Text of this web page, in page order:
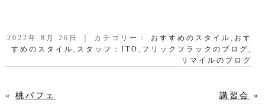
2022年 8月 26日 ｜ カテゴリー： おすすめのスタイル, おす
すめのスタイル, スタッフ：ITO, フリックフラックのブログ,
リマイルのブログ
« 桃パフェ 講習会 »